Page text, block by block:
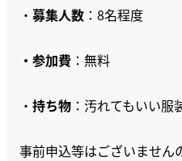
・ 募集人数 ：8名程度
・参加費 ：無料
・ 持ち物 ：汚れてもいい服
事前申込等はございません